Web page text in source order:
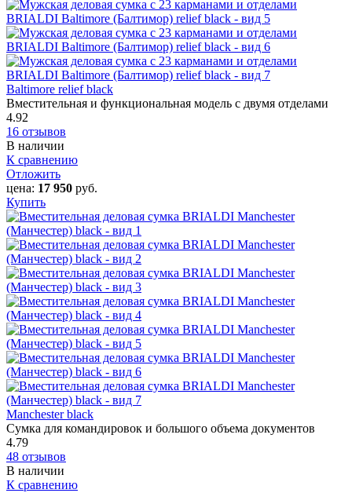
Baltimore relief black
Вместительная и функциональная модель с двумя отделами
4.92
16 отзывов
В наличии
К сравнению
Отложить
цена: 17 950 руб.
Купить
Manchester black
Сумка для командировок и большого объема документов
4.79
48 отзывов
В наличии
К сравнению